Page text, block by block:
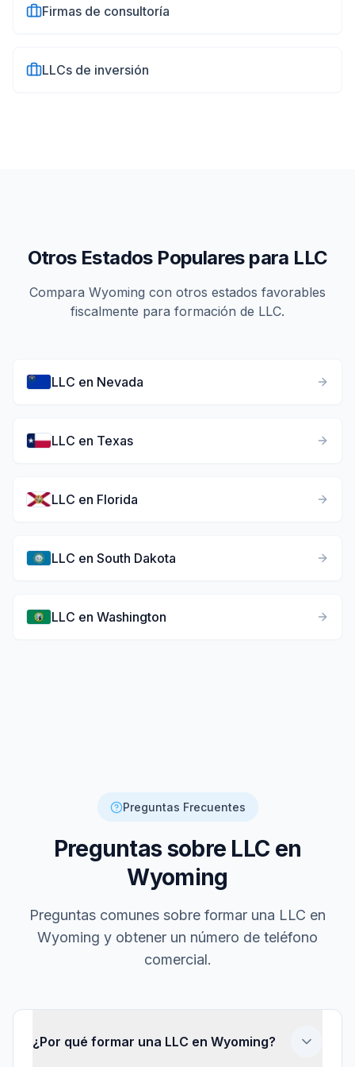
Firmas de consultoría
LLCs de inversión
Otros Estados Populares para LLC
Compara Wyoming con otros estados favorables
fiscalmente para formación de LLC.
LLC en Nevada
LLC en Texas
LLC en Florida
LLC en South Dakota
LLC en Washington
Preguntas Frecuentes
Preguntas sobre LLC en
Wyoming
Preguntas comunes sobre formar una LLC en
Wyoming y obtener un número de teléfono
comercial.
¿Por qué formar una LLC en Wyoming?